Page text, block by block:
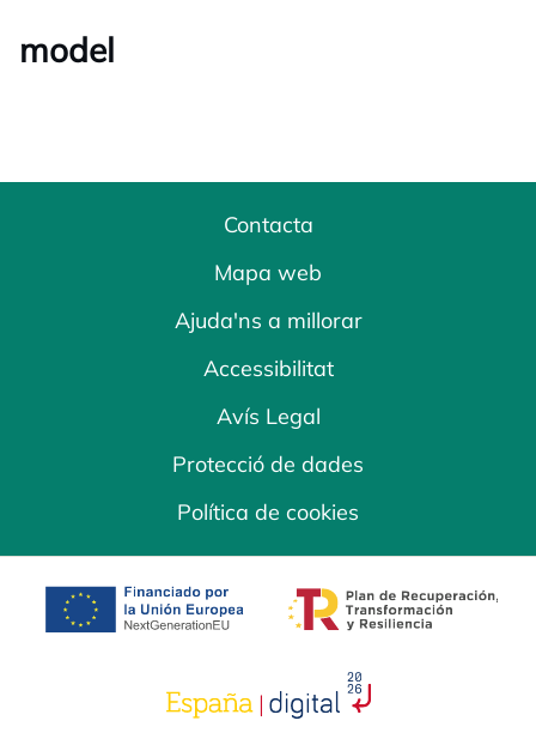
model
Contacta
Mapa web
Ajuda'ns a millorar
Accessibilitat
Avís Legal
Protecció de dades
Política de cookies
opens in a new tab opens in a new
opens in a new tab